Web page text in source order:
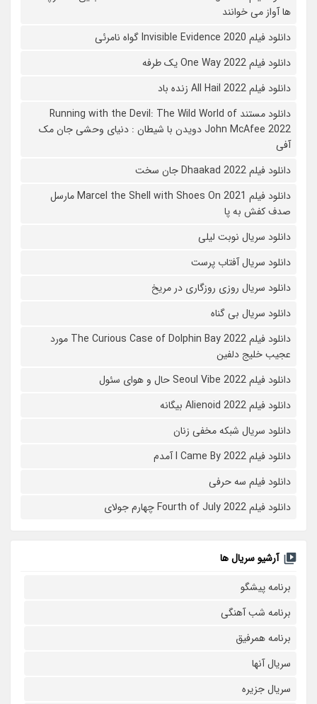
ها آواز می خوانند
دانلود فیلم 2020 Invisible Evidence گواه نامرئی
دانلود فیلم One Way 2022 یک طرفه
دانلود فیلم All Hail 2022 زنده باد
دانلود مستند Running with the Devil: The Wild World of
John McAfee 2022 دویدن با شیطان : دنیای وحشی جان مک
آفی
دانلود فیلم Dhaakad 2022 جان سخت
دانلود فیلم Marcel the Shell with Shoes On 2021 مارسل
صدف کفش به پا
دانلود سریال نوبت لیلی
دانلود سریال آفتاب پرست
دانلود سریال روزی روزگاری در مریخ
دانلود سریال بی گناه
دانلود فیلم The Curious Case of Dolphin Bay 2022 مورد
عجیب خلیج دلفین
دانلود فیلم Seoul Vibe 2022 حال و هوای سئول
دانلود فیلم Alienoid 2022 بیگانه
دانلود سریال شبکه مخفی زنان
دانلود فیلم I Came By 2022 آمدم
دانلود فیلم سه حرفی
دانلود فیلم Fourth of July 2022 چهارم جولای
آرشیو سریال ها
برنامه پیشگو
برنامه شب آهنگی
برنامه همرفیق
سریال آنها
سریال جزیره